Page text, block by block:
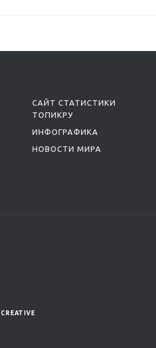
САЙТ СТАТИСТИКИ
ТОПИКРУ
ИНФОГРАФИКА
НОВОСТИ МИРА
CREATIVE